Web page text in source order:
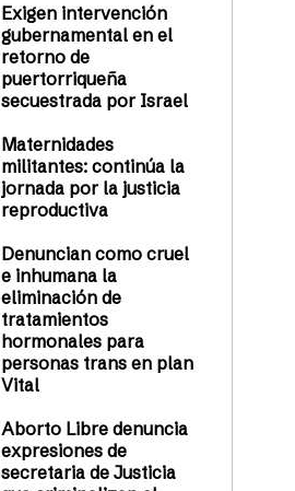
Exigen intervención
gubernamental en el
retorno de
puertorriqueña
secuestrada por Israel
Maternidades
militantes: continúa la
jornada por la justicia
reproductiva
Denuncian como cruel
e inhumana la
eliminación de
tratamientos
hormonales para
personas trans en plan
Vital
Aborto Libre denuncia
expresiones de
secretaria de Justicia